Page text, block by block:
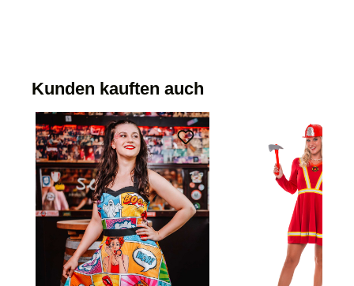
Kunden kauften auch